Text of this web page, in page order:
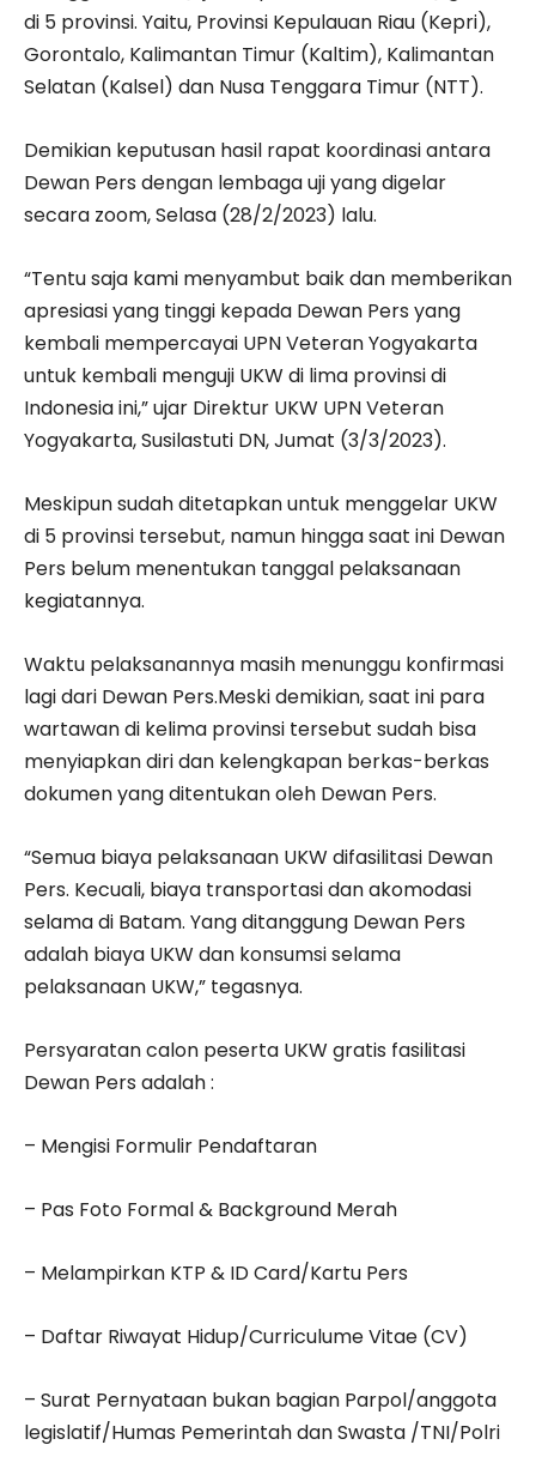
di 5 provinsi. Yaitu, Provinsi Kepulauan Riau (Kepri),
Gorontalo, Kalimantan Timur (Kaltim), Kalimantan
Selatan (Kalsel) dan Nusa Tenggara Timur (NTT).
Demikian keputusan hasil rapat koordinasi antara
Dewan Pers dengan lembaga uji yang digelar
secara zoom, Selasa (28/2/2023) lalu.
“Tentu saja kami menyambut baik dan memberikan
apresiasi yang tinggi kepada Dewan Pers yang
kembali mempercayai UPN Veteran Yogyakarta
untuk kembali menguji UKW di lima provinsi di
Indonesia ini,” ujar Direktur UKW UPN Veteran
Yogyakarta, Susilastuti DN, Jumat (3/3/2023).
Meskipun sudah ditetapkan untuk menggelar UKW
di 5 provinsi tersebut, namun hingga saat ini Dewan
Pers belum menentukan tanggal pelaksanaan
kegiatannya.
Waktu pelaksanannya masih menunggu konfirmasi
lagi dari Dewan Pers.Meski demikian, saat ini para
wartawan di kelima provinsi tersebut sudah bisa
menyiapkan diri dan kelengkapan berkas-berkas
dokumen yang ditentukan oleh Dewan Pers.
“Semua biaya pelaksanaan UKW difasilitasi Dewan
Pers. Kecuali, biaya transportasi dan akomodasi
selama di Batam. Yang ditanggung Dewan Pers
adalah biaya UKW dan konsumsi selama
pelaksanaan UKW,” tegasnya.
Persyaratan calon peserta UKW gratis fasilitasi
Dewan Pers adalah :
– Mengisi Formulir Pendaftaran
– Pas Foto Formal & Background Merah
– Melampirkan KTP & ID Card/Kartu Pers
– Daftar Riwayat Hidup/Curriculume Vitae (CV)
– Surat Pernyataan bukan bagian Parpol/anggota
legislatif/Humas Pemerintah dan Swasta /TNI/Polri